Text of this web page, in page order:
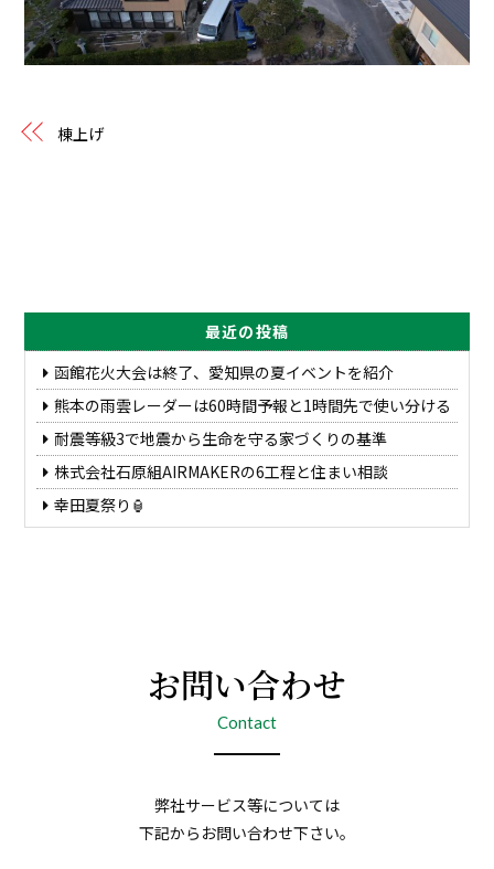
棟上げ
最近の投稿
函館花火大会は終了、愛知県の夏イベントを紹介
熊本の雨雲レーダーは60時間予報と1時間先で使い分ける
耐震等級3で地震から生命を守る家づくりの基準
株式会社石原組AIRMAKERの6工程と住まい相談
幸田夏祭り🏮
お問い合わせ
Contact
弊社サービス等については
下記からお問い合わせ下さい。